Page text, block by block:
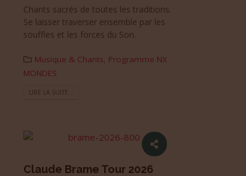
Chants sacrés de toutes les traditions.
Se laisser traverser ensemble par les
souffles et les forces du Son.
Musique & Chants, Programme NX
MONDES
LIRE LA SUITE...
Claude Brame Tour 2026